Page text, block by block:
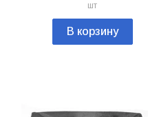
шт
В корзину